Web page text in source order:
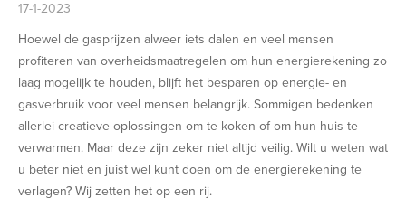
17-1-2023
Hoewel de gasprijzen alweer iets dalen en veel mensen
profiteren van overheidsmaatregelen om hun energierekening zo
laag mogelijk te houden, blijft het besparen op energie- en
gasverbruik voor veel mensen belangrijk. Sommigen bedenken
allerlei creatieve oplossingen om te koken of om hun huis te
verwarmen. Maar deze zijn zeker niet altijd veilig. Wilt u weten wat
u beter niet en juist wel kunt doen om de energierekening te
verlagen? Wij zetten het op een rij.